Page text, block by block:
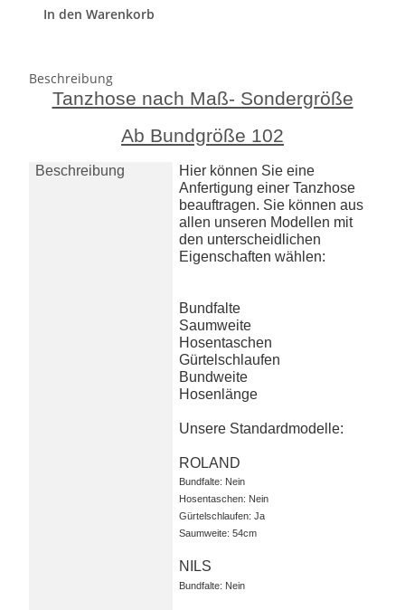
In den Warenkorb
Beschreibung
Tanzhose nach Maß- Sondergröße
Ab Bundgröße 102
Beschreibung
Hier können Sie eine
Anfertigung einer Tanzhose
beauftragen. Sie können aus
allen unseren Modellen mit
den unterscheidlichen
Eigenschaften wählen:
Bundfalte
Saumweite
Hosentaschen
Gürtelschlaufen
Bundweite
Hosenlänge
Unsere Standardmodelle:
ROLAND
Bundfalte: Nein
Hosentaschen: Nein
Gürtelschlaufen: Ja
Saumweite: 54cm
NILS
Bundfalte: Nein